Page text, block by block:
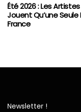
Été 2026 : Les
Jouent Qu’une Seule
France
Newsletter !